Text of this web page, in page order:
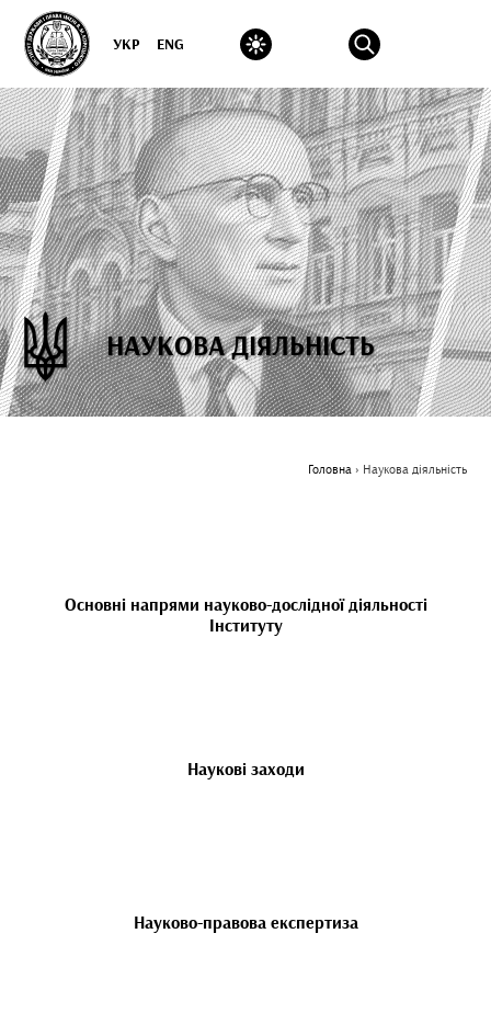
УКР ENG
НАУКОВА ДІЯЛЬНІСТЬ
Головна› Наукова діяльність
Основні напрями науково-дослідної діяльності
Інституту
Наукові заходи
Науково-правова експертиза